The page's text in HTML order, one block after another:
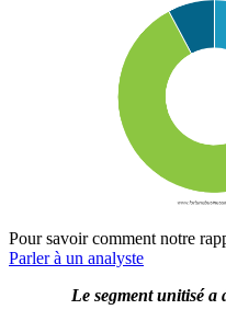
Pour savoir comment notre
Parler à un analyste
Le segment unitisé a